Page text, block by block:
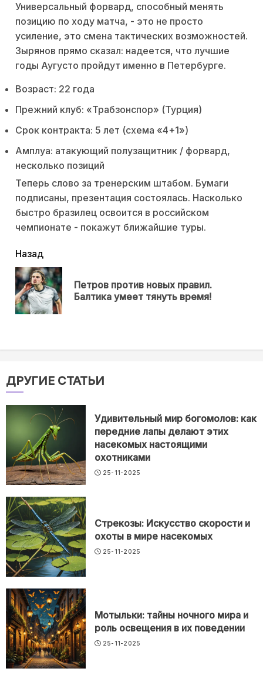
Универсальный форвард, способный менять
позицию по ходу матча, - это не просто
усиление, это смена тактических возможностей.
Зырянов прямо сказал: надеется, что лучшие
годы Аугусто пройдут именно в Петербурге.
Возраст: 22 года
Прежний клуб: «Трабзонспор» (Турция)
Срок контракта: 5 лет (схема «4+1»)
Амплуа: атакующий полузащитник / форвард,
несколько позиций
Теперь слово за тренерским штабом. Бумаги
подписаны, презентация состоялась. Насколько
быстро бразилец освоится в российском
чемпионате - покажут ближайшие туры.
читать
еще
Назад
Петров против новых правил.
Балтика умеет тянуть время!
ДРУГИЕ СТАТЬИ
Удивительный мир богомолов: как
передние лапы делают этих
насекомых настоящими
охотниками
25-11-2025
Стрекозы: Искусство скорости и
охоты в мире насекомых
25-11-2025
Мотыльки: тайны ночного мира и
роль освещения в их поведении
25-11-2025